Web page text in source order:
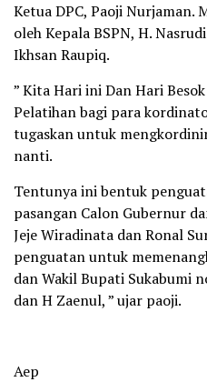
Ketua DPC, Paoji Nurjaman.
oleh Kepala BSPN, H.
Ikhsan Raupiq.
” Kita Hari ini Dan Hari
Pelatihan bagi para
tugaskan untuk
nanti.
Tentunya ini bentuk
pasangan Calon Gubernur
Jeje Wiradinata dan Ronal
penguatan untuk
dan Wakil Bupati Sukabumi
dan H Zaenul, ” ujar paoji.
Aep